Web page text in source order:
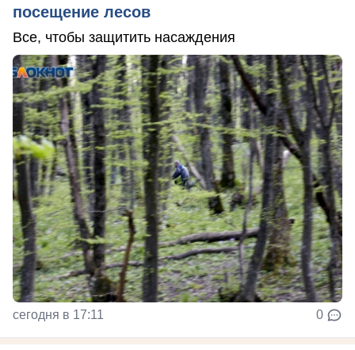
посещение лесов
Все, чтобы защитить насаждения
сегодня в 17:11 0